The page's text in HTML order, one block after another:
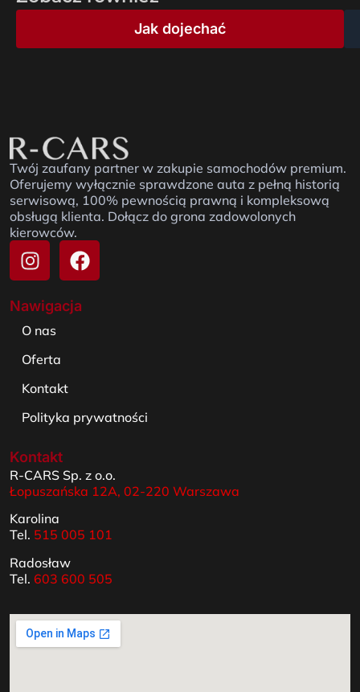
Jak dojechać
Twój zaufany partner w zakupie samochodów premium.
Oferujemy wyłącznie sprawdzone auta z pełną historią
serwisową, 100% pewnością prawną i kompleksową
obsługą klienta. Dołącz do grona zadowolonych
kierowców.
Nawigacja
O nas
Oferta
Kontakt
Polityka prywatności
Kontakt
R-CARS Sp. z o.o.
Łopuszańska 12A, 02-220 Warszawa
Karolina
Tel. 515 005 101
Radosław
Tel.603 600 505